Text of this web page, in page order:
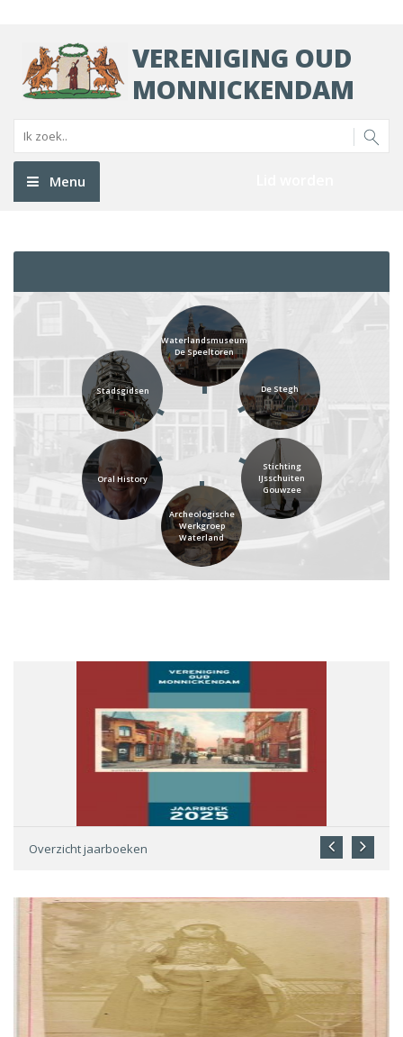
VERENIGING OUD
MONNICKENDAM
Menu
Waterlandsmuseum
De Speeltoren
De Stegh
Stichting
IJsschuiten
Gouwzee
Archeologische
Werkgroep
Waterland
Oral History
Stadsgidsen
Overzicht jaarboeken